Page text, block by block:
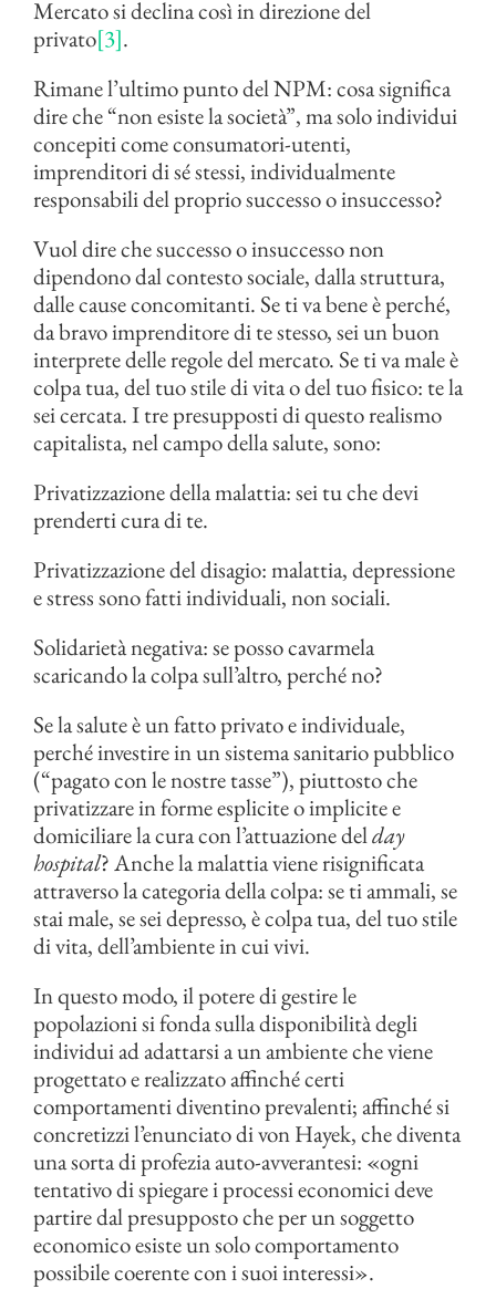
Mercato si declina così in direzione del
privato[3].
Rimane l’ultimo punto del NPM: cosa significa
dire che “non esiste la società”, ma solo individui
concepiti come consumatori-utenti,
imprenditori di sé stessi, individualmente
responsabili del proprio successo o insuccesso?
Vuol dire che successo o insuccesso non
dipendono dal contesto sociale, dalla struttura,
dalle cause concomitanti. Se ti va bene è perché,
da bravo imprenditore di te stesso, sei un buon
interprete delle regole del mercato. Se ti va male è
colpa tua, del tuo stile di vita o del tuo fisico: te la
sei cercata. I tre presupposti di questo realismo
capitalista, nel campo della salute, sono:
Privatizzazione della malattia: sei tu che devi
prenderti cura di te.
Privatizzazione del disagio: malattia, depressione
e stress sono fatti individuali, non sociali.
Solidarietà negativa: se posso cavarmela
scaricando la colpa sull’altro, perché no?
Se la salute è un fatto privato e individuale,
perché investire in un sistema sanitario pubblico
(“pagato con le nostre tasse”), piuttosto che
privatizzare in forme esplicite o implicite e
domiciliare la cura con l’attuazione delday
hospital? Anche la malattia viene risignificata
attraverso la categoria della colpa: se ti ammali, se
stai male, se sei depresso, è colpa tua, del tuo stile
di vita, dell’ambiente in cui vivi.
In questo modo, il potere di gestire le
popolazioni si fonda sulla disponibilità degli
individui ad adattarsi a un ambiente che viene
progettato e realizzato affinché certi
comportamenti diventino prevalenti; affinché si
concretizzi l’enunciato di von Hayek, che diventa
una sorta di profezia auto-avverantesi: «ogni
tentativo di spiegare i processi economici deve
partire dal presupposto che per un soggetto
economico esiste un solo comportamento
possibile coerente con i suoi interessi».